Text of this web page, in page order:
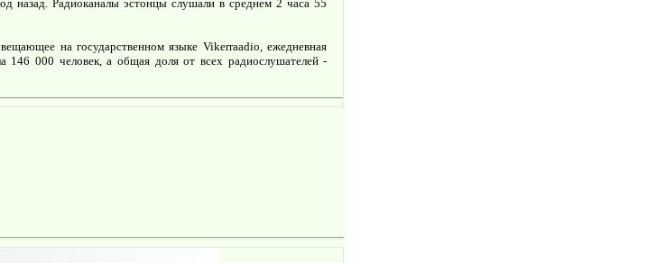
назад. Радиоканалы эстонцы слушали в среднем 2 часа 55
на государственном языке Vikerraadio, ежедневная
146 000 человек, а общая доля от всех радиослушателей -